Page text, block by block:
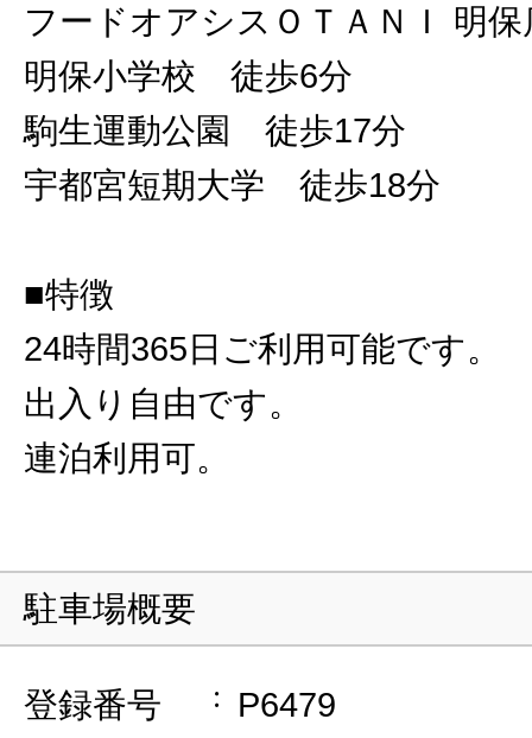
フードオアシスＯＴＡＮＩ 明
明保小学校 徒歩6分
駒生運動公園 徒歩17分
宇都宮短期大学 徒歩18分
■特徴
24時間365日ご利用可能です。
出入り自由です。
連泊利用可。
駐車場概要
登録番号
P6479